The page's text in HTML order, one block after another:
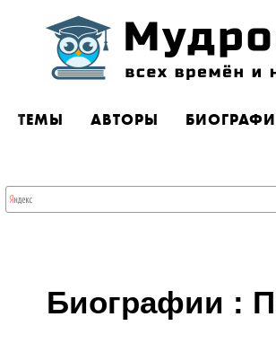
ТЕМЫ АВТОРЫ
Биографии :